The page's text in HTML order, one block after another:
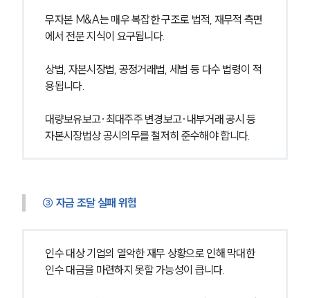
고객의 소리
통합검색
AI대륜
업무사례
사례분석/최신동향
법률정보
업무분야
전체
무자본 M&A는 매우 복잡한 구조로 법적, 재무적 측면
에서 전문 지식이 요구됩니다.
상법, 자본시장법, 공정거래법, 세법 등 다수 법령이 적
용됩니다.
대량보유보고·최대주주 변경보고·내부거래 공시 등
자본시장법상 공시의무를 철저히 준수해야 합니다.
③ 자금 조달 실패 위험
인수 대상 기업의 열악한 재무 상황으로 인해 막대한
인수 대금을 마련하지 못할 가능성이 큽니다.